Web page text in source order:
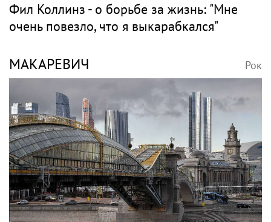
Фил Коллинз - о борьбе за жизнь: "Мне
очень повезло, что я выкарабкался"
МАКАРЕВИЧ Рок